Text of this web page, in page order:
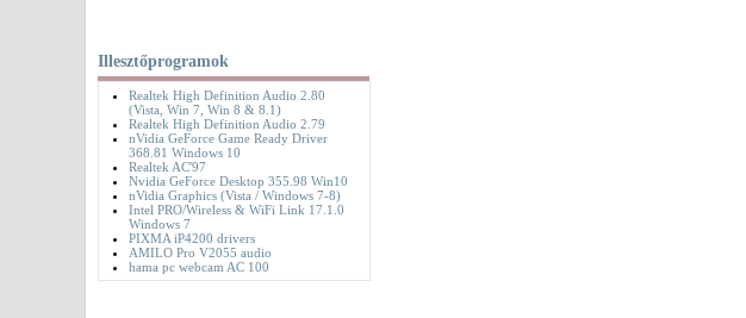
Illesztőprogramok
Realtek High Definition Audio 2.80
(Vista, Win 7, Win 8 & 8.1)
Realtek High Definition Audio 2.79
nVidia GeForce Game Ready Driver
368.81 Windows 10
Realtek AC'97
Nvidia GeForce Desktop 355.98 Win10
nVidia Graphics (Vista / Windows 7-8)
Intel PRO/Wireless & WiFi Link 17.1.0
Windows 7
PIXMA iP4200 drivers
AMILO Pro V2055 audio
hama pc webcam AC 100